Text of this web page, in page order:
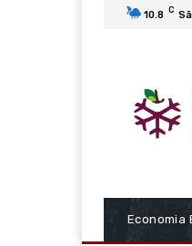
10.8 C
Economia